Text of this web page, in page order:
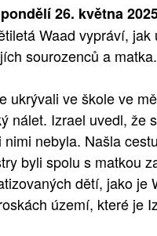
26. května
Waad vypráví, jak
sourozenců a matka.
ukrývali ve škole ve
nálet. Izrael uvedl, že
nebyla. Našla
byli spolu s matkou
dětí, jako je
území, které je